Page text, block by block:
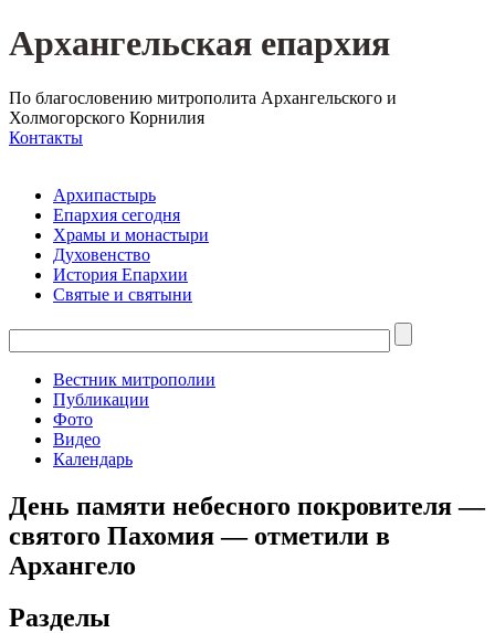
Архангельская епархия
По благословению митрополита Архангельского и
Холмогорского Корнилия
Контакты
Архипастырь
Епархия сегодня
Храмы и монастыри
Духовенство
История Епархии
Святые и святыни
Вестник митрополии
Публикации
Фото
Видео
Календарь
День памяти небесного покровителя —
святого Пахомия — отметили в
Архангело
Разделы